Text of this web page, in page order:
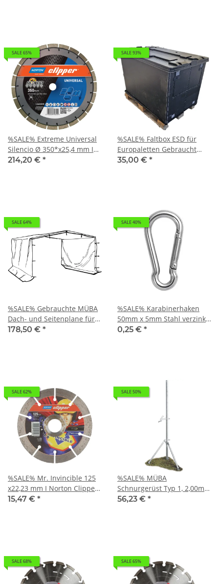
SALE 65%
%SALE% Extreme Universal
Silencio Ø 350*x25,4 mm I
Norton Clipper
214,20 € *
SALE 93%
%SALE% Faltbox ESD für
Europaletten Gebraucht
Großraumbehälter aus
35,00 € *
SALE 64%
%SALE% Gebrauchte MÜBA
Dach- und Seitenplane für
Bauzaunzelt
178,50 € *
SALE 40%
%SALE% Karabinerhaken
50mm x 5mm Stahl verzinkt
Schnapphaken
0,25 € *
SALE 62%
%SALE% Mr. Invincible 125
x22,23 mm I Norton Clipper
Diamantscheibe
15,47 € *
SALE 50%
%SALE% MÜBA
Schnurgerüst Typ 1, 2,00m
langes Rohr Ø48,3mm mit
56,23 € *
SALE 68% SALE 65%